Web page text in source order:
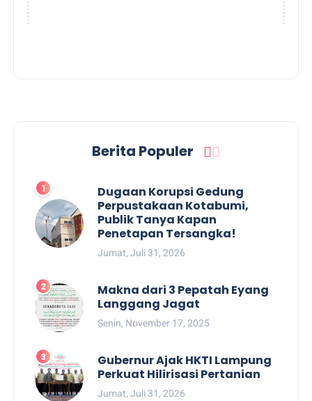
Berita Populer
Dugaan Korupsi Gedung
Perpustakaan Kotabumi,
Publik Tanya Kapan
Penetapan Tersangka!
Jumat, Juli 31, 2026
Makna dari 3 Pepatah Eyang
Langgang Jagat
Senin, November 17, 2025
Gubernur Ajak HKTI Lampung
Perkuat Hilirisasi Pertanian
Jumat, Juli 31, 2026